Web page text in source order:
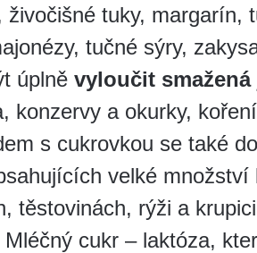
živočišné tuky, margarín,
tučné sýry,
úplně vyloučit
konzervy a okurky,
s cukrovkou se také
velké
těstovinách, rýži a
Mléčný cukr – laktóza,